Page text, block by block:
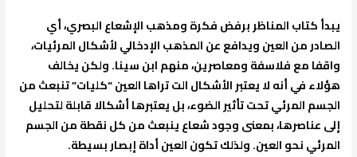
يبدأ كتاب المناظر برفض فكرة ومذهب الإشعاع البصري، أي
الصادر من العين ويدافع عن المذهب الإدخالي لأشكال المرئيات،
واقفا مع فلاسفة ومعاصرين، منهم ابن سينا. ولكن يخالف
هؤلاء في أنه لا يعتبر الأشكال الت تراها العين “كليات” تنبعث من
الجسم المرئي تحت تأثير الضوء، بل يعتبرها أشكالا قابلة لتحليل
إلى عناصرها، بمعنى وجود شعاع ينبعث من كل نقطة من الجسم
المرئي نحو العين. ولذلك تكون العين أداة إبصار بسيطة.